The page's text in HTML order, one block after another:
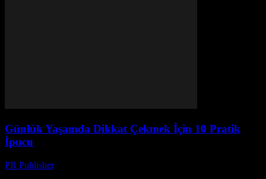
Günlük Yaşamda Dikkat Çekmek İçin 10 Pratik
İpucu
PR Publisher-